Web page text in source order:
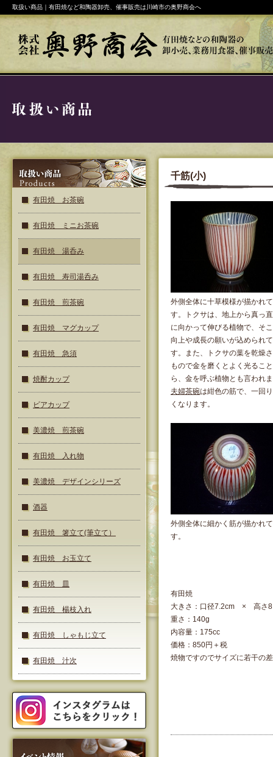
取扱い商品｜有田焼など和陶器卸売、催事販売は川崎市の奥野商会へ
千筋(小)
外側全体に十草模様が描かれ
す。トクサは、地上から真っ
に向かって伸びる植物で、そ
向上や成長の願いが込められ
す。また、トクサの葉を乾燥
もので金を磨くとよく光るこ
ら、金を呼ぶ植物とも言われ
夫婦茶碗は紺色の筋で、一回
くなります。
外側全体に細かく筋が描かれ
す。
有田焼
大きさ：口径7.2cm × 高さ
重さ：140g
内容量：175cc
価格：850円＋税
焼物ですのでサイズに若干の
有田焼 お茶碗
有田焼 ミニお茶碗
有田焼 湯呑み
有田焼 寿司湯呑み
有田焼 煎茶碗
有田焼 マグカップ
有田焼 急須
焼酎カップ
ビアカップ
美濃焼 煎茶碗
有田焼 入れ物
美濃焼 デザインシリーズ
酒器
有田焼 箸立て(筆立て）
有田焼 お玉立て
有田焼 皿
有田焼 楊枝入れ
有田焼 しゃもじ立て
有田焼 汁次